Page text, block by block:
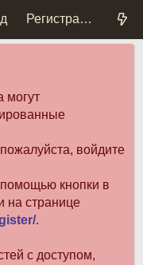
Регистрация
могут
войдите
помощью кнопки в
на странице
.
с доступом,